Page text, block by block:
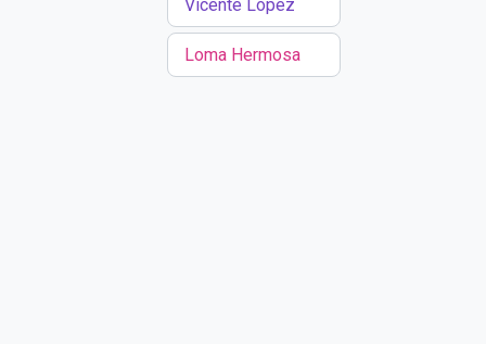
Vicente López
Loma Hermosa